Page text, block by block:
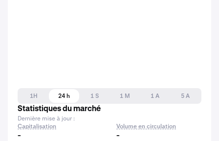
1H 24 h 1 S 1 M 1 A
5 A
Statistiques du marché
Dernière mise à jour :
Capitalisation
-
Volume en circulation
-